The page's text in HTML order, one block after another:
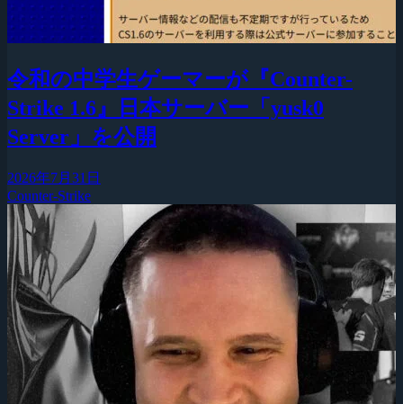
令和の中学生ゲーマーが『Counter-
Strike 1.6』日本サーバー「yusk0
Server」を公開
2026年7月31日
Counter-Strike